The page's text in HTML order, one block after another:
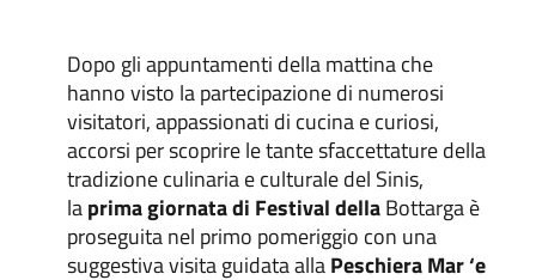
Dopo gli appuntamenti della mattina che
hanno visto la partecipazione di numerosi
visitatori, appassionati di cucina e curiosi,
accorsi per scoprire le tante sfaccettature della
tradizione culinaria e culturale del Sinis,
laprima giornata di Festival dellaBottarga è
proseguita nel primo pomeriggio con una
suggestiva visita guidata allaPeschiera Mar ‘e